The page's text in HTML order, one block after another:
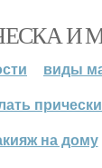
И
виды
на дому